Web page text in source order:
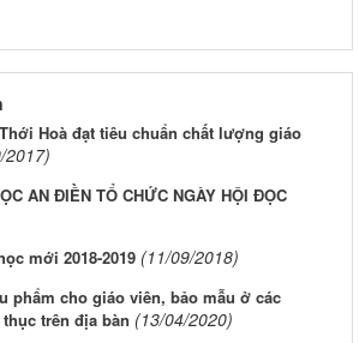
Hoà đạt tiêu chuẩn chất lượng giáo
2017)
AN ĐIỀN TỔ CHỨC NGÀY HỘI ĐỌC
mới 2018-2019 (11/09/2018)
phẩm cho giáo viên, bảo mẫu ở các
trên địa bàn (13/04/2020)